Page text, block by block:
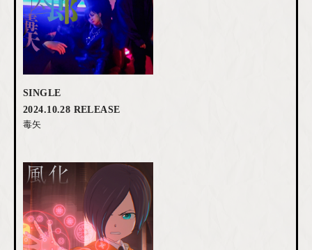
SINGLE
2024.10.28 RELEASE
毒矢